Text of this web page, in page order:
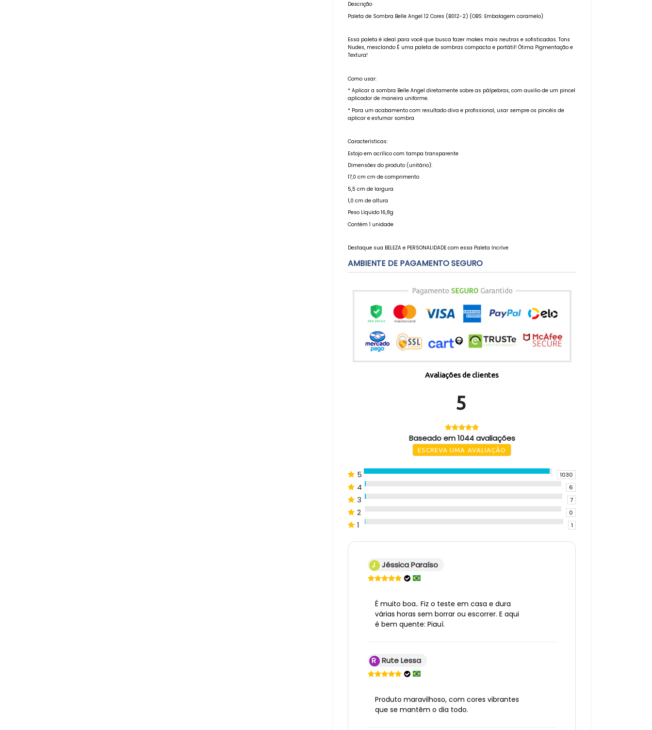
Descrição
Paleta de Sombra Belle Angel 12 Cores (B012-2) (OBS: Embalagem caramelo)
Essa paleta é ideal para você que busca fazer makes mais neutras e sofisticadas. Tons
Nudes, mesclando É uma paleta de sombras compacta e portátil! Ótima Pigmentação e
Textura!
Como usar:
* Aplicar a sombra Belle Angel diretamente sobre as pálpebras, com auxilio de um pincel
aplicador de maneira uniforme.
* Para um acabamento com resultado diva e profissional, usar sempre os pincéis de
aplicar e esfumar sombra
Características:
Estojo em acrílico com tampa transparente
Dimensões do produto (unitário):
17,0 cm cm de comprimento
5,5 cm de largura
1,0 cm de altura
Peso Líquido 16,8g
Contém 1 unidade
Destaque sua BELEZA e PERSONALIDADE com essa Paleta Incríve
AMBIENTE DE PAGAMENTO SEGURO
Avaliações de clientes
5
Baseado em 1044 avaliações
ESCREVA UMA AVALIAÇÃO
5 1030
4 6
3 7
2 0
1 1
J Jéssica Paraíso
É muito boa.. Fiz o teste em casa e dura
várias horas sem borrar ou escorrer. E aqui
é bem quente: Piauí.
R Rute Lessa
Produto maravilhoso, com cores vibrantes
que se mantêm o dia todo.